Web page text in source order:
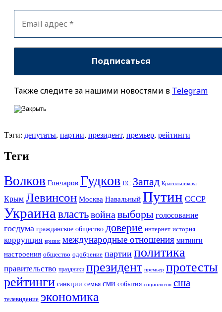
Также следите за нашими новостями в Telegram
Тэги: депутаты, партии, президент, премьер, рейтинги
Теги
Волков Гончаров Гудков ЕС Запад Красильникова
Крым Левинсон Москва Навальный Путин СССР
Украина властьвойна выборы голосование
госдума гражданское общество доверие интернет история
коррупция кризис международные отношения митинги
настроения общество одобрение партии политика
правительство праздники президент премьер протесты
рейтинги санкции семья сми события социология сша
телевидение экономика